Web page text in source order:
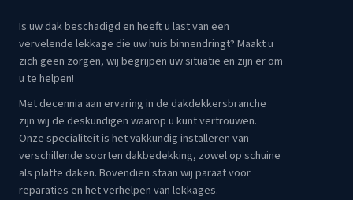
Is uw dak beschadigd en heeft u last van een
vervelende lekkage die uw huis binnendringt? Maakt u
zich geen zorgen, wij begrijpen uw situatie en zijn er om
u te helpen!
Met decennia aan ervaring in de dakdekkersbranche
zijn wij de deskundigen waarop u kunt vertrouwen.
Onze specialiteit is het vakkundig installeren van
verschillende soorten dakbedekking, zowel op schuine
als platte daken. Bovendien staan wij paraat voor
reparaties en het verhelpen van lekkages.